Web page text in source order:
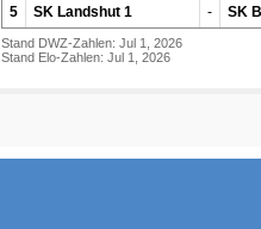
5
SK Landshut 1 - SK
Stand DWZ-Zahlen: Jul 1, 2026
Stand Elo-Zahlen: Jul 1, 2026